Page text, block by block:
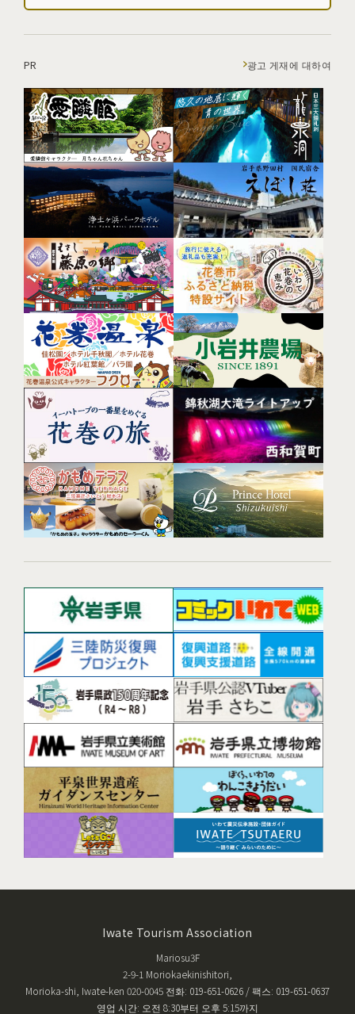
PR 광고 게재에 대하여
Iwate Tourism Association
Mariosu3F
2-9-1 Moriokaekinishitori,
Morioka-shi, Iwate-ken 020-0045 전화: 019-651-0626 / 팩스: 019-651-0637
영업 시간: 오전 8:30부터 오후 5:15까지